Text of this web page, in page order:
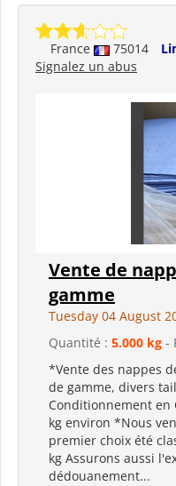
France 75014
Signalez un abus
Vente de
gamme
Tuesday 04 August
Quantité : 5.000 kg -
*Vente des nappes
de gamme, divers
Conditionnement en
kg environ *Nous
premier choix été
kg Assurons aussi
dédouanement...